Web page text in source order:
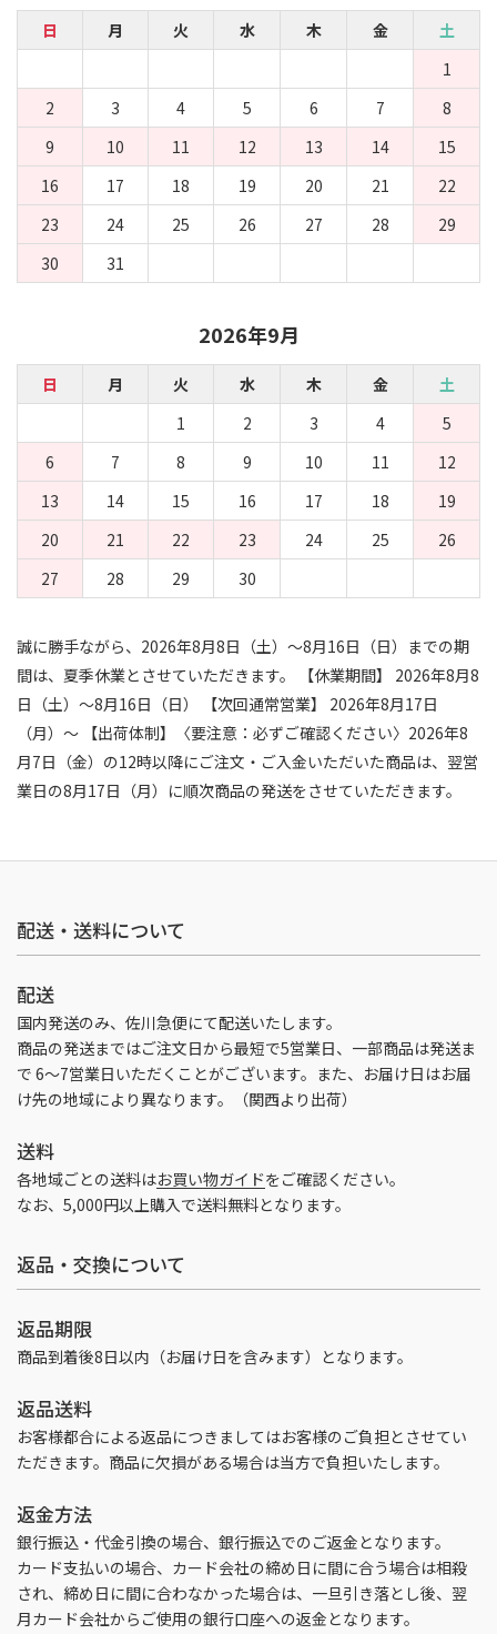
日 月 火 水 木 金
土
1
2
3 4 5 6 7
8
9
10 11 12 13 14
15
16
17 18 19 20 21
22
23
24 25 26 27 28
29
30
31
2026年9月
日 月 火 水 木 金
土
1
2 3 4
5
6
7 8 9 10 11
12
13
14 15 16 17 18
19
20
21 22 23 24 25
26
27
28 29 30
誠に勝手ながら、2026年8月8日（土）～8月16日（日）までの期
間は、夏季休業とさせていただきます。 【休業期間】 2026年8月8
日（土）～8月16日（日） 【次回通常営業】 2026年8月17日
（月）～ 【出荷体制】〈要注意：必ずご確認ください〉2026年8
月7日（金）の12時以降にご注文・ご入金いただいた商品は、翌営
業日の8月17日（月）に順次商品の発送をさせていただきます。
配送・送料について
配送
国内発送のみ、佐川急便にて配送いたします。
商品の発送まではご注文日から最短で5営業日、一部商品は発送ま
で 6～7営業日いただくことがございます。また、お届け日はお届
け先の地域により異なります。（関西より出荷）
送料
各地域ごとの送料はお買い物ガイドをご確認ください。
なお、5,000円以上購入で送料無料となります。
返品・交換について
返品期限
商品到着後8日以内（お届け日を含みます）となります。
返品送料
お客様都合による返品につきましてはお客様のご負担とさせてい
ただきます。商品に欠損がある場合は当方で負担いたします。
返金方法
銀行振込・代金引換の場合、銀行振込でのご返金となります。
カード支払いの場合、カード会社の締め日に間に合う場合は相殺
され、締め日に間に合わなかった場合は、一旦引き落とし後、翌
月カード会社からご使用の銀行口座への返金となります。